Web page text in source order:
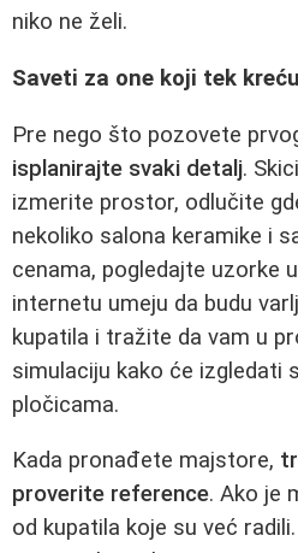
niko ne želi.
Saveti za one koji tek kreću
Pre nego što pozovete
isplanirajte svaki detalj.
izmerite prostor, odlučite
nekoliko salona keramike i
cenama, pogledajte uzorke
internetu umeju da budu
kupatila i tražite da vam u
simulaciju kako će izgledati
pločicama.
Kada pronađete majstore,
proverite reference. Ako je
od kupatila koje su već